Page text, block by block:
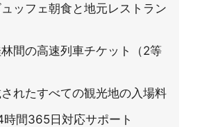
ッフェ朝食と地元レストラン
間の高速列車チケット（2等
れたすべての観光地の入場料
間365日対応サポート